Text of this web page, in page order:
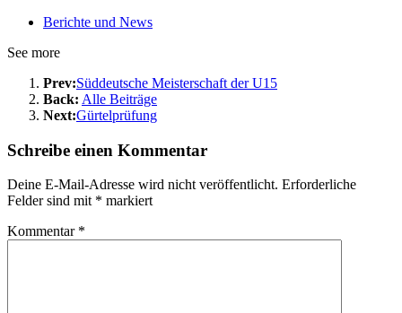
Berichte und News
See more
Prev:Süddeutsche Meisterschaft der U15
Back: Alle Beiträge
Next:Gürtelprüfung
Schreibe einen Kommentar
Deine E-Mail-Adresse wird nicht veröffentlicht. Erforderliche
Felder sind mit * markiert
Kommentar *